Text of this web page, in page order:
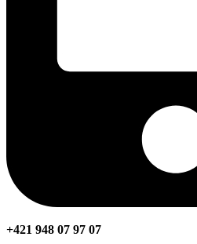
+421 948 07 97 07